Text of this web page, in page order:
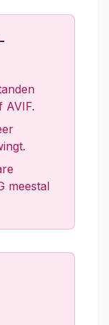
AVIF.
meestal